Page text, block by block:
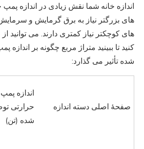
اندازه خانه شما نقش زیادی در اندازه پمپ
های بزرگتر نیاز به برق گرمایش و
های کوچکتر نیاز کمتری دارند. می توانید
کنید تا ببینید متراژ مربع چگونه بر اندازه
شده تأثیر می گذارد:
صفحهٔ اصلی دسته اندازه
اندازه پمپ
حرارتی
شده (تن)